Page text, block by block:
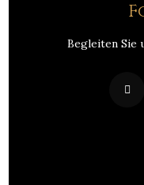
Begleiten Sie